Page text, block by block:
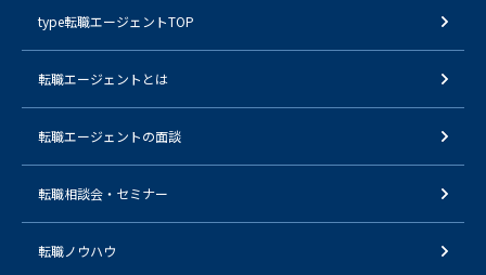
type転職エージェントTOP
転職エージェントとは
転職エージェントの面談
転職相談会・セミナー
転職ノウハウ